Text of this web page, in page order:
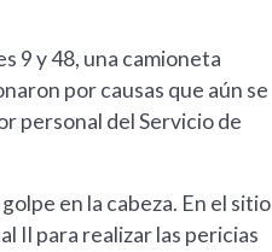
9 y 48, una camioneta
por causas que aún se
personal del Servicio de
en la cabeza. En el sitio
II para realizar las pericias